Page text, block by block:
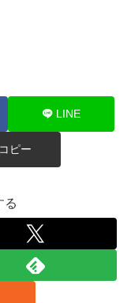
LINE
コピー
る